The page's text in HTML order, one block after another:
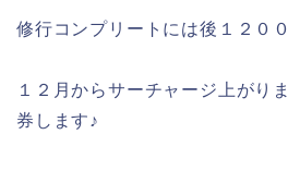
修行コンプリートには後１２０
１２月からサーチャージ上がり
券します♪